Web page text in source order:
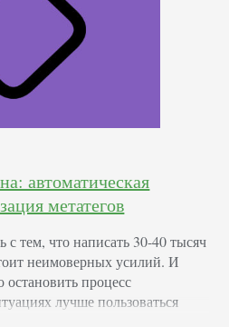
автоматическая
метатегов
с тем, что написать 30-40 тысяч
неимоверных усилий. И
остановить процесс
лучше пользоваться